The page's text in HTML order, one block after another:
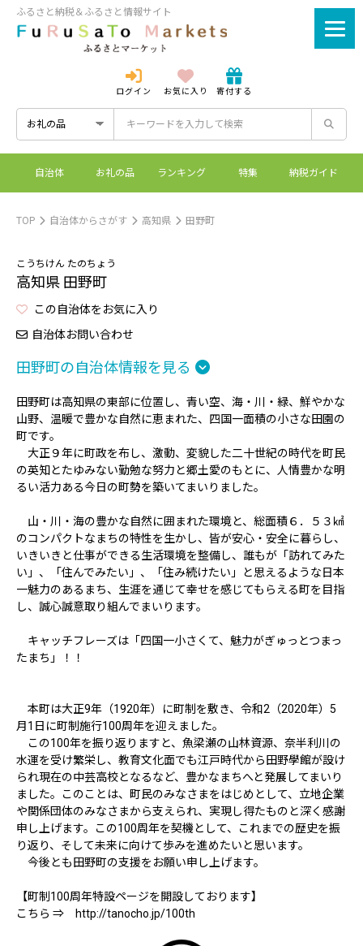
ふるさと納税＆ふるさと情報サイト
ログイン お気に入り 寄付する
自治体 お礼の品 ランキング 特集 納税ガイド
TOP
自治体からさがす 高知県 田野町
こうちけん たのちょう
高知県 田野町
この自治体をお気に入り
自治体お問い合わせ
田野町の自治体情報を見る
田野町は高知県の東部に位置し、青い空、海・川・緑、鮮やかな
山野、温暖で豊かな自然に恵まれた、四国一面積の小さな田園の
町です。
大正９年に町政を布し、激動、変貌した二十世紀の時代を町民
の英知とたゆみない勤勉な努力と郷土愛のもとに、人情豊かな明
るい活力ある今日の町勢を築いてまいりました。
山・川・海の豊かな自然に囲まれた環境と、総面積６．５３㎢
のコンパクトなまちの特性を生かし、皆が安心・安全に暮らし、
いきいきと仕事ができる生活環境を整備し、誰もが「訪れてみた
い」、「住んでみたい」、「住み続けたい」と思えるような日本
一魅力のあるまち、生涯を通じて幸せを感じてもらえる町を目指
し、誠心誠意取り組んでまいります。
キャッチフレーズは「四国一小さくて、魅力がぎゅっとつまっ
たまち」！！
本町は大正9年（1920年）に町制を敷き、令和2（2020年）5
月1日に町制施行100周年を迎えました。
この100年を振り返りますと、魚梁瀬の山林資源、奈半利川の
水運を受け繁栄し、教育文化面でも江戸時代から田野學館が設け
られ現在の中芸高校となるなど、豊かなまちへと発展してまいり
ました。このことは、町民のみなさまをはじめとして、立地企業
や関係団体のみなさまから支えられ、実現し得たものと深く感謝
申し上げます。この100周年を契機として、これまでの歴史を振
り返り、そして未来に向けて歩みを進めたいと思います。
今後とも田野町の支援をお願い申し上げます。
【町制100周年特設ページを開設しております】
こちら ⇒ http://tanocho.jp/100th